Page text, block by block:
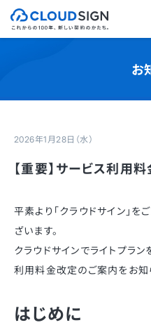
お
2026年1月28日（水）
【重要】サービス利用
平素より「クラウドサイン」を
ざいます。
クラウドサインでライトプラ
利用料金改定のご案内をお知
はじめに